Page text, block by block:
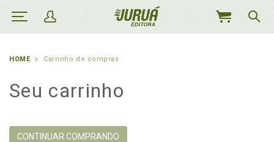
MEU
HOME Carrinho de compras
Seu carrinho
CONTINUAR COMPRANDO